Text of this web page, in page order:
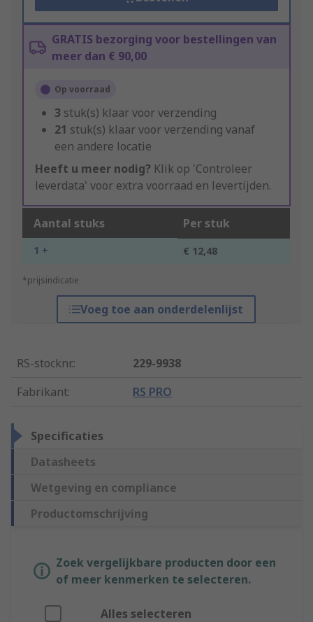
GRATIS bezorging voor bestellingen van
meer dan € 90,00
Op voorraad
3 stuk(s) klaar voor verzending
21 stuk(s) klaar voor verzending vanaf
een andere locatie
Heeft u meer nodig? Klik op 'Controleer
leverdata' voor extra voorraad en levertijden.
Aantal stuks Per stuk
1 + € 12,48
*prijsindicatie
Voeg toe aan onderdelenlijst
RS-stocknr.:
229-9938
Fabrikant: RS PRO
Specificaties
Datasheets
Wetgeving en compliance
Productomschrijving
Zoek vergelijkbare producten door een
of meer kenmerken te selecteren.
Alles selecteren